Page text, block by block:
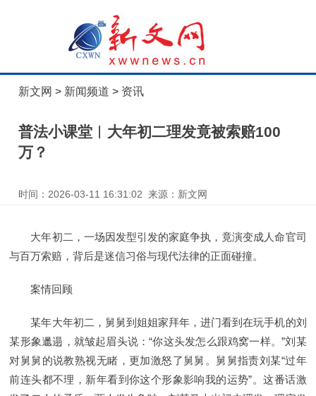
新文网 > 新闻频道 > 资讯
普法小课堂︱大年初二理发竟被索赔100
万？
时间：2026-03-11 16:31:02 来源：新文网
大年初二，一场因发型引发的家庭争执，竟演变成人命官司
与百万索赔，背后是迷信习俗与现代法律的正面碰撞。
案情回顾
某年大年初二，舅舅到姐姐家拜年，进门看到在玩手机的刘
某形象邋遢，就皱起眉头说：“你这头发怎么跟鸡窝一样。”刘某
对舅舅的说教熟视无睹，更加激怒了舅舅。舅舅指责刘某“过年
前连头都不理，新年看到你这个形象影响我的运势”。这番话激